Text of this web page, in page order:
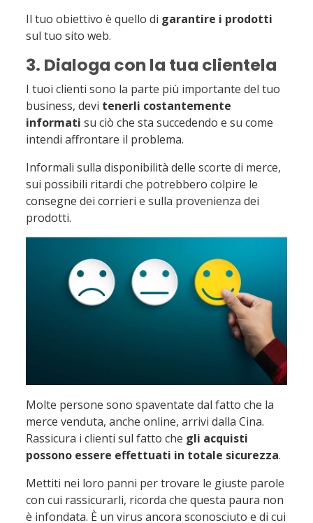
Il tuo obiettivo è quello di garantire i prodotti
sul tuo sito web.
3. Dialoga con la tua clientela
I tuoi clienti sono la parte più importante del tuo
business, devi tenerli costantemente
informati su ciò che sta succedendo e su come
intendi affrontare il problema.
Informali sulla disponibilità delle scorte di merce,
sui possibili ritardi che potrebbero colpire le
consegne dei corrieri e sulla provenienza dei
prodotti.
Molte persone sono spaventate dal fatto che la
merce venduta, anche online, arrivi dalla Cina.
Rassicura i clienti sul fatto che gli acquisti
possono essere effettuati in totale sicurezza.
Mettiti nei loro panni per trovare le giuste parole
con cui rassicurarli, ricorda che questa paura non
è infondata. È un virus ancora sconosciuto e di cui